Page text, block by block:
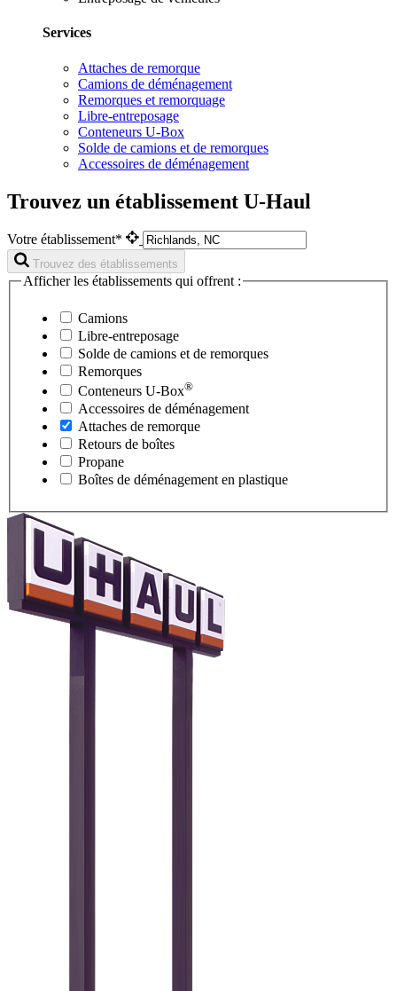
Services
Attaches de remorque
Camions de déménagement
Remorques et remorquage
Libre-entreposage
Conteneurs U-Box
Solde de camions et de remorques
Accessoires de déménagement
Trouvez un établissement U-Haul
Votre établissement*
Trouvez des établissements
Afficher les établissements qui offrent :
Camions
Libre-entreposage
Solde de camions et de remorques
Remorques
Conteneurs U-Box®
Accessoires de déménagement
Attaches de remorque
Retours de boîtes
Propane
Boîtes de déménagement en plastique